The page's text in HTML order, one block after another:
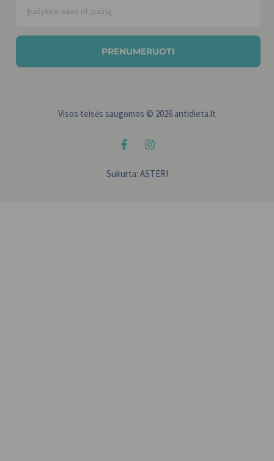
PRENUMERUOTI
Visos teisės saugomos © 2026 antidieta.lt
Sukurta: ASTERI